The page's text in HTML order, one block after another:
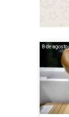
8 de agosto